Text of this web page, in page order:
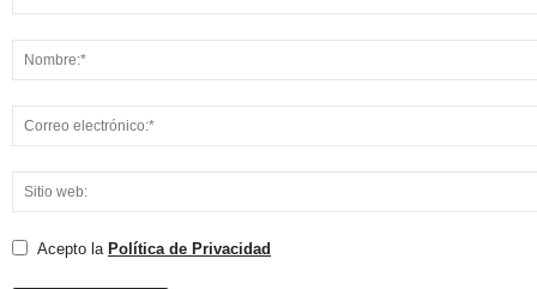
Acepto la Política de Privacidad